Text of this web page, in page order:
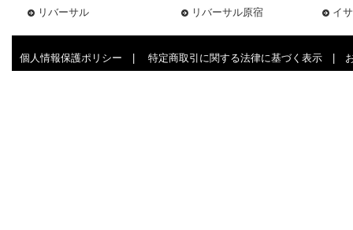
リバーサル リバーサル原宿 イ
個人情報保護ポリシー 特定商取引に関する法律に基づく表示